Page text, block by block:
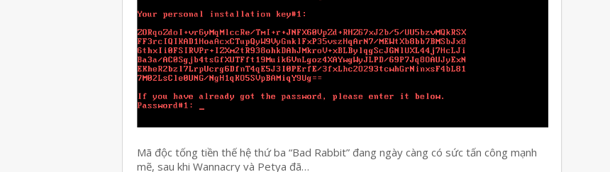
Mã độc tống tiền thế hệ thứ ba “Bad Rabbit” đang ngày càng có sức tấn công mạnh
mẽ, sau khi Wannacry và Petya đã…